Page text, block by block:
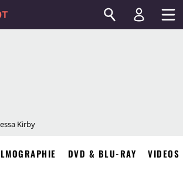
Kirby
DVD & BLU-RAY VIDEOS